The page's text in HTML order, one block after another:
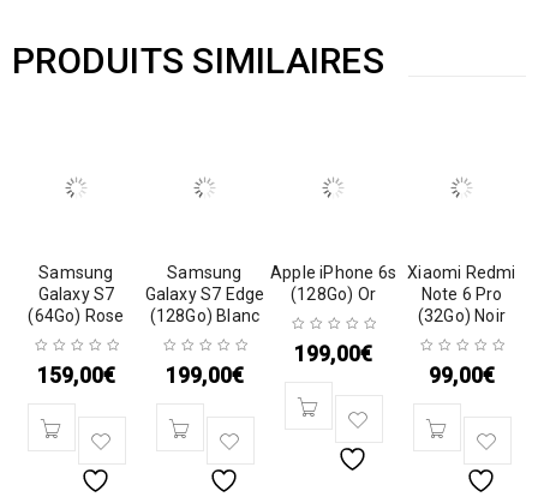
PRODUITS SIMILAIRES
Samsung
Galaxy S7
(64Go) Rose
159,00€
Samsung
Galaxy S7 Edge
(128Go) Blanc
199,00€
Apple iPhone 6s
(128Go) Or
199,00€
Xiaomi Redmi
Note 6 Pro
(32Go) Noir
99,00€